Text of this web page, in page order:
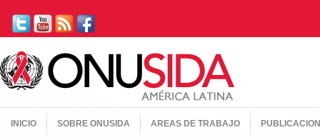
INICIO SOBRE ONUSIDA AREAS DE TRABAJO